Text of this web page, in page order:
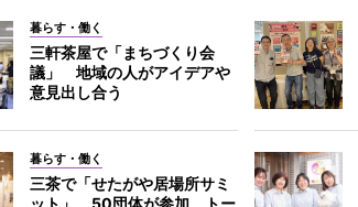
暮らす・働く
三軒茶屋で「まちづくり会
議」 地域の人がアイデアや
意見出し合う
暮らす・働く
三茶で「せたがや居場所サミ
ット」 50団体が参加、トー